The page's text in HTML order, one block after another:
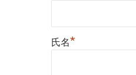
氏名*